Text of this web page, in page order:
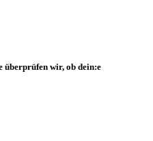
überprüfen wir, ob dein:e